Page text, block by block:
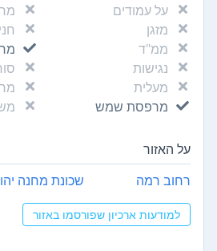
על עמודים
מזגן
ממ"ד
נגישות
מעלית
מרפסת שמש
על האזור
רחוב רמה שכונת מחנה
למודעות ארכיון שפורסמו באזור